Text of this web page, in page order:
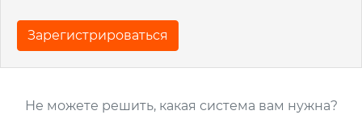
Зарегистрироваться
Не можете решить, какая система вам нужна?